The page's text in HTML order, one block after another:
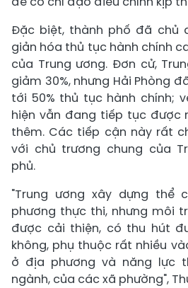
Đặc biệt, thành phố đã chủ
giản hóa thủ tục hành chính
của Trung ương. Đơn cử,
giảm 30%, nhưng Hải Phòng
tới 50% thủ tục hành chính;
hiện vẫn đang tiếp tục được
thêm. Các tiếp cận này rất
với chủ trương chung của
phủ.
"Trung ương xây dựng thể
phương thực thi, nhưng môi
được cải thiện, có thu hút
không, phụ thuộc rất nhiều
ở địa phương và năng lực
ngành, của các xã phường",